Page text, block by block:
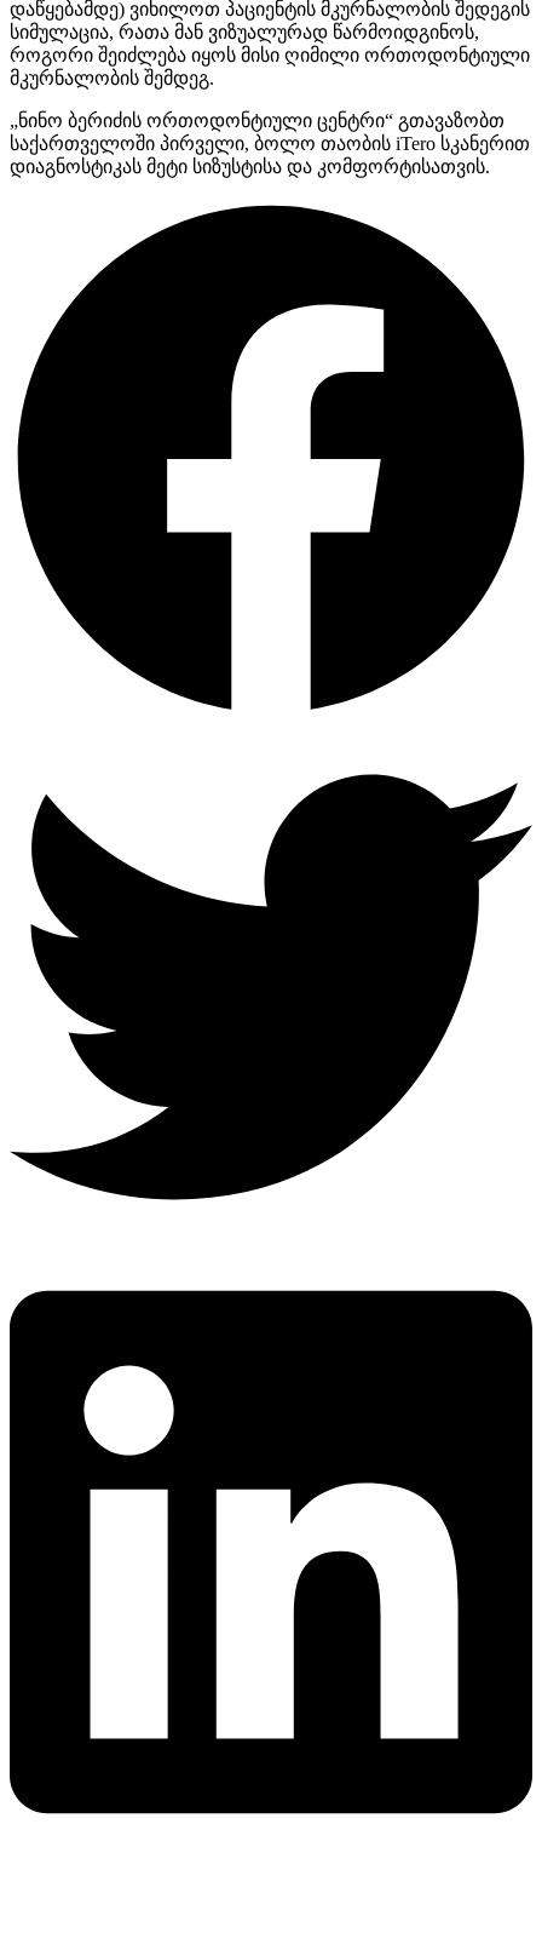
დაწყებამდე) ვიხილოთ პაციენტის მკურნალობის შედეგის
სიმულაცია, რათა მან ვიზუალურად წარმოიდგინოს,
როგორი შეიძლება იყოს მისი ღიმილი ორთოდონტიული
მკურნალობის შემდეგ.
„ნინო ბერიძის ორთოდონტიული ცენტრი“ გთავაზობთ
საქართველოში პირველი, ბოლო თაობის iTero სკანერით
დიაგნოსტიკას მეტი სიზუსტისა და კომფორტისათვის.